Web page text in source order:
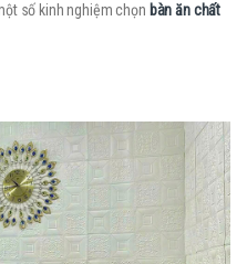
số kinh nghiệm chọn bàn ăn chất